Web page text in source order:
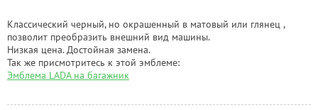
Классический черный, но окрашенный в матовый или глянец ,
позволит преобразить внешний вид машины.
Низкая цена. Достойная замена.
Так же присмотритесь к этой эмблеме:
Эмблема LADA на багажник